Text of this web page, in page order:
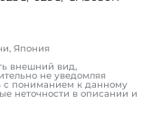
Япония
внешний вид,
не уведомляя
с пониманием к данному
неточности в описании и